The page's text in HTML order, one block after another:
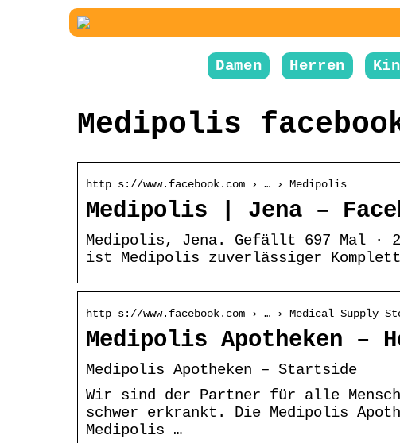
Damen Herren
Medipolis
http s://www.facebook.com › … › Medipolis
Medipolis | Jena –
Medipolis, Jena. Gefällt 697 Mal ·
ist Medipolis zuverlässiger
http s://www.facebook.com › … › Medical Supply
Medipolis Apotheken –
Medipolis Apotheken – Startside
Wir sind der Partner für alle
schwer erkrankt. Die Medipolis
Medipolis …